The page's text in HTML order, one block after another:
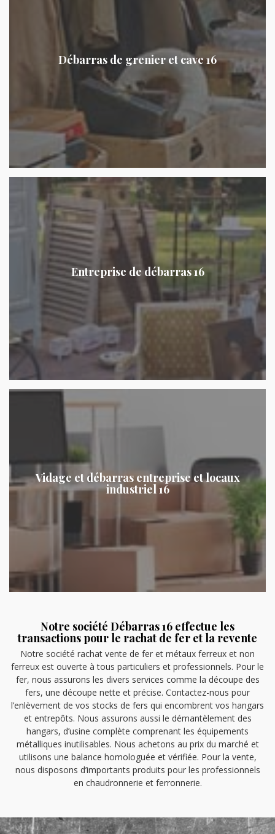
Débarras de grenier et cave 16
Entreprise de débarras 16
Vidage et débarras entreprise et locaux
industriel 16
Notre société Débarras 16 effectue les
transactions pour le rachat de fer et la revente
Notre société rachat vente de fer et métaux ferreux et non
ferreux est ouverte à tous particuliers et professionnels. Pour le
fer, nous assurons les divers services comme la découpe des
fers, une découpe nette et précise. Contactez-nous pour
l’enlèvement de vos stocks de fers qui encombrent vos hangars
et entrepôts. Nous assurons aussi le démantèlement des
hangars, d’usine complète comprenant les équipements
métalliques inutilisables. Nous achetons au prix du marché et
utilisons une balance homologuée et vérifiée. Pour la vente,
nous disposons d’importants produits pour les professionnels
en chaudronnerie et ferronnerie.